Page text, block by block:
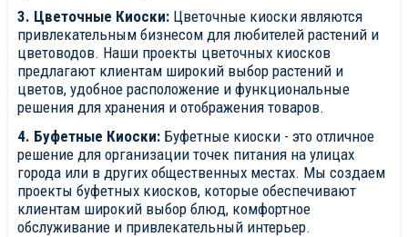
3. Цветочные Киоски: Цветочные киоски являются
привлекательным бизнесом для любителей растений и
цветоводов. Наши проекты цветочных киосков
предлагают клиентам широкий выбор растений и
цветов, удобное расположение и функциональные
решения для хранения и отображения товаров.
4. Буфетные Киоски: Буфетные киоски - это отличное
решение для организации точек питания на улицах
города или в других общественных местах. Мы создаем
проекты буфетных киосков, которые обеспечивают
клиентам широкий выбор блюд, комфортное
обслуживание и привлекательный интерьер.